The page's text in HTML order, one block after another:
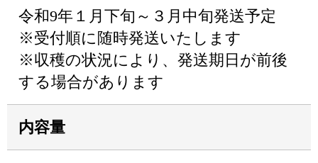
令和9年１月下旬～３月中旬発送予定
※受付順に随時発送いたします
※収穫の状況により、発送期日が前後
する場合があります
内容量